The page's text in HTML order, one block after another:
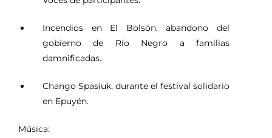
Incendios en El Bolsón: abandono del
gobierno de Río Negro a familias
damnificadas.
Chango Spasiuk, durante el festival solidario
en Epuyén.
Música: